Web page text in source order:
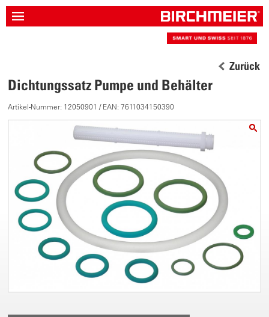
Zurück
Dichtungssatz Pumpe und Behälter
Artikel-Nummer: 12050901 / EAN: 7611034150390